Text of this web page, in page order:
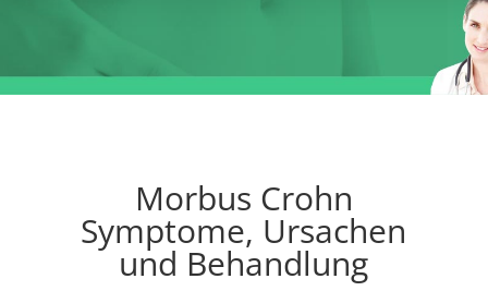
Morbus Crohn
Symptome, Ursachen
und Behandlung